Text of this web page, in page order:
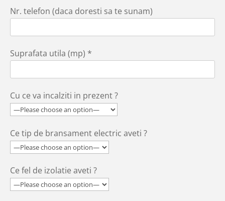
Nr. telefon (daca doresti sa te sunam)
Suprafata utila (mp) *
Cu ce va incalziti in prezent ?
Ce tip de bransament electric aveti ?
Ce fel de izolatie aveti ?